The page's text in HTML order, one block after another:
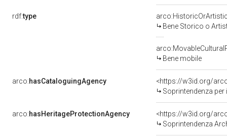
rdf:type
Bene Storico o
Bene mobile
arco:hasCataloguingAgency
<https://w3id.org/
Soprintendenza per i beni
arco:hasHeritageProtectionAgency
<https://w3id.org/
Soprintendenza